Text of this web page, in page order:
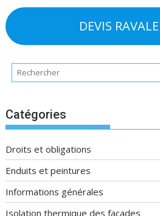
DEVIS
Catégories
Droits et obligations
Enduits et peintures
Informations générales
Isolation thermique des façades